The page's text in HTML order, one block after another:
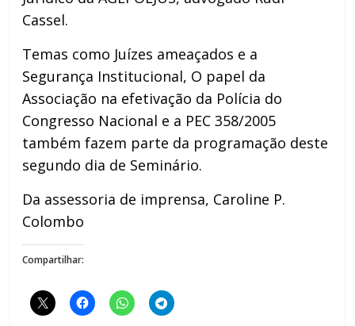
Cassel.
Temas como Juízes ameaçados e a
Segurança Institucional, O papel da
Associação na efetivação da Polícia do
Congresso Nacional e a PEC 358/2005
também fazem parte da programação deste
segundo dia de Seminário.
Da assessoria de imprensa, Caroline P.
Colombo
Compartilhar: